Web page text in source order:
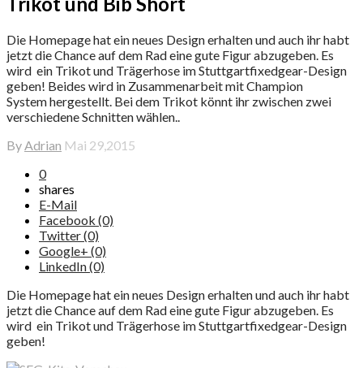
Die Homepage hat ein neues Design erhalten und auch ihr habt
jetzt die Chance auf dem Rad eine gute Figur abzugeben. Es
wird ein Trikot und Trägerhose im Stuttgartfixedgear-Design
geben! Beides wird in Zusammenarbeit mit Champion
System hergestellt. Bei dem Trikot könnt ihr zwischen zwei
verschiedene Schnitten wählen..
ByAdrian Mai 29,2015
0
shares
E-Mail
Facebook (0)
Twitter (0)
Google+ (0)
LinkedIn (0)
Die Homepage hat ein neues Design erhalten und auch ihr habt
jetzt die Chance auf dem Rad eine gute Figur abzugeben. Es
wird ein Trikot und Trägerhose im Stuttgartfixedgear-Design
geben!